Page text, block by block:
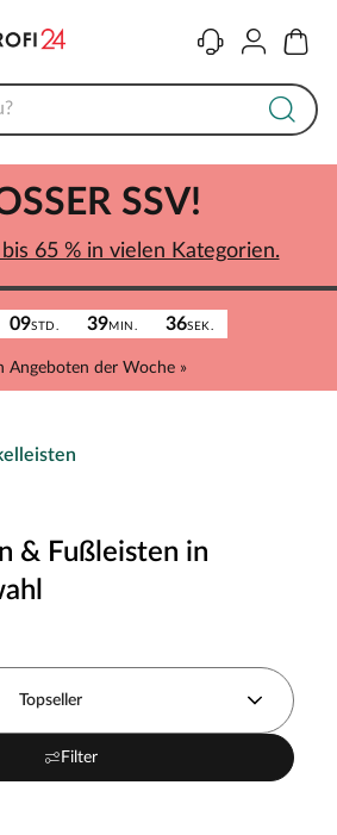
KontaktKonto
09STD. 39MIN. 36SEK.
Angeboten der Woche »
SSV!
65 % in vielen Kategorien.
& Fußleisten in
Topseller
Filter